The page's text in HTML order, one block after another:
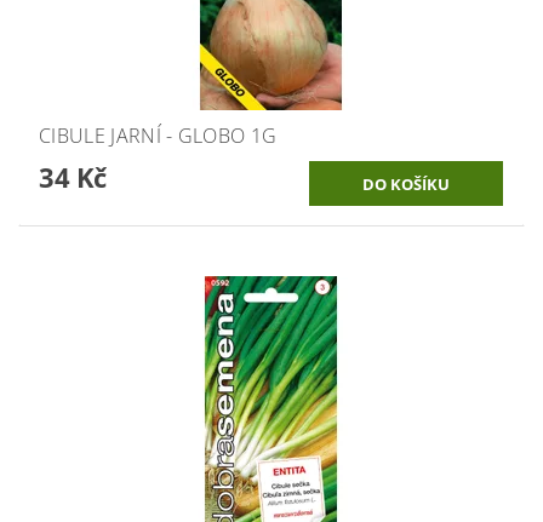
CIBULE JARNÍ - GLOBO 1G
34 Kč